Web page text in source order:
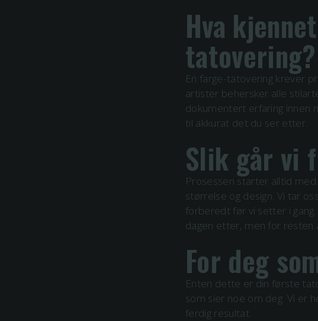
Hva
tatovering?
En farge-tatovering krever
artister behersker alle
dokumentert erfaring innen
til akkurat det du ser etter.
Slik går vi
Prosessen starter alltid med
størrelse og design. Vi tar
forberedt før vi setter i
dagen etter, men for resten
For deg
Enten dette er din første
som sier noe om deg. Vi er
ferdig resultat.